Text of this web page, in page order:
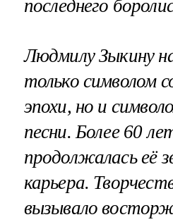
последнего
Людмилу Зыкину
только символом
эпохи, но и
песни. Более 60
продолжалась её
карьера.
вызывало